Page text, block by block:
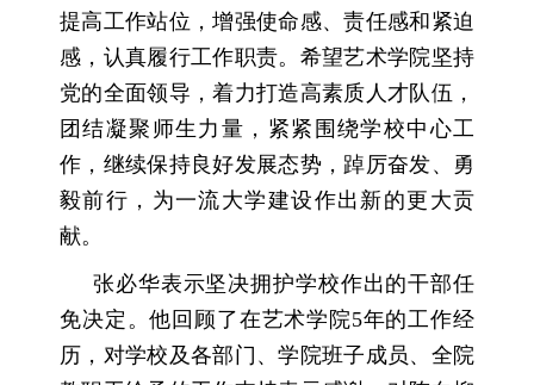
提高工作站位，增强使命感、责任感和紧迫
感，认真履行工作职责。希望艺术学院坚持
党的全面领导，着力打造高素质人才队伍，
团结凝聚师生力量，紧紧围绕学校中心工
作，继续保持良好发展态势，踔厉奋发、勇
毅前行，为一流大学建设作出新的更大贡
献。
张必华表示坚决拥护学校作出的干部任
免决定。他回顾了在艺术学院5年的工作经
历，对学校及各部门、学院班子成员、全院